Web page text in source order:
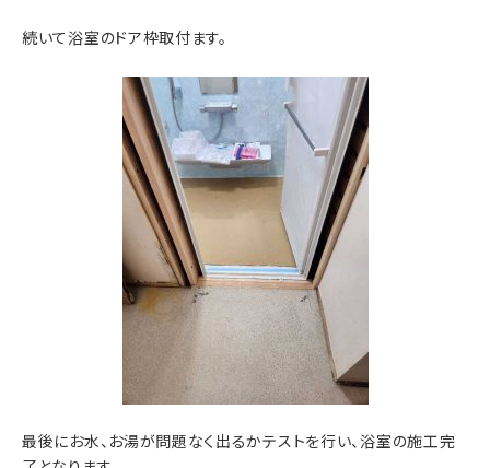
続いて浴室のドア枠取付ます。
最後にお水、お湯が問題なく出るかテストを行い、浴室の施工完